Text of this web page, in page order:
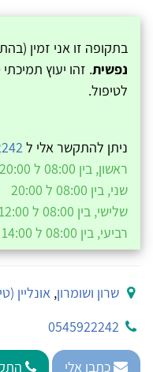
בתקופה זו אני זמין
נפשית. זהו יעוץ
לטיפול.
ניתן להתקשר אלי ל
ראשון, בין 08:00 ל 20:00
שני, בין 08:00 ל 20:00
שלישי, בין 08:00 ל 12:00
רביעי, בין 08:00 ל 14:00
שרון ושומרון,אונליין
0545922242
כתבו אלי